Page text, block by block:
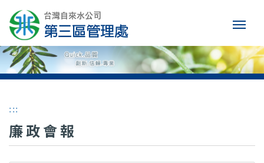
:::
廉政會報